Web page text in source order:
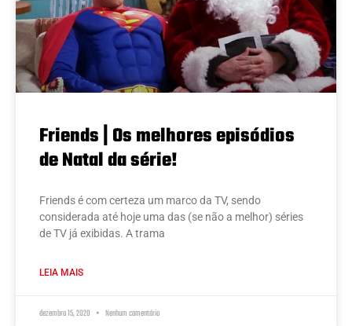
Friends | Os melhores episódios
de Natal da série!
Friends é com certeza um marco da TV, sendo
considerada até hoje uma das (se não a melhor) séries
de TV já exibidas. A trama
LEIA MAIS
dezembro 15, 2020 Nenhum comentário